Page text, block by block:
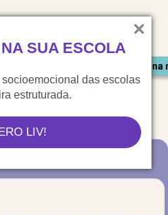
SUA ESCOLA
das escolas
estruturada.
LIV!
Saiu